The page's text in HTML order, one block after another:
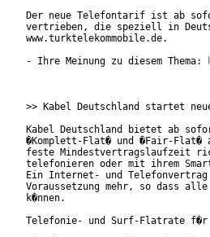
Der neue Telefontarif ist ab
vertrieben, die speziell in
www.turktelekommobile.de.
- Ihre Meinung zu diesem Thema:
>> Kabel Deutschland startet
Kabel Deutschland bietet ab
�Komplett-Flat� und �Fair-Flat�
feste Mindestvertragslaufzeit
telefonieren oder mit ihrem
Ein Internet- und
Voraussetzung mehr, so dass
k�nnen.
Telefonie- und Surf-Flatrate f�r